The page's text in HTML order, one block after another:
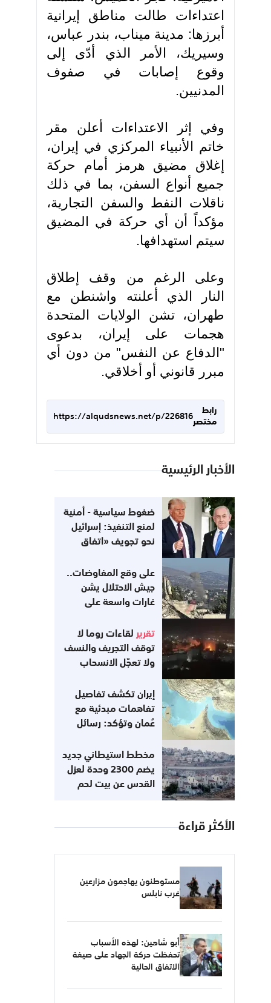
اعتداءات طالت مناطق إيرانية
أبرزها: مدينة ميناب، بندر عباس،
وسيريك، الأمر الذي أدّى إلى
وقوع إصابات في صفوف
المدنيين.
وفي إثر الاعتداءات أعلن مقر
خاتم الأنبياء المركزي في إيران،
إغلاق مضيق هرمز أمام حركة
جميع أنواع السفن، بما في ذلك
ناقلات النفط والسفن التجارية،
مؤكداً أن أي حركة في المضيق
سيتم استهدافها.
وعلى الرغم من وقف إطلاق
النار الذي أعلنته واشنطن مع
طهران، تشن الولايات المتحدة
هجمات على إيران، بدعوى
"الدفاع عن النفس" من دون أي
مبرر قانوني أو أخلاقي.
رابط
مختصر
https://alqudsnews.net/p/226816
الأخبار الرئيسية
ضغوط سياسية - أمنية
لمنع التنفيذ: إسرائيل
نحو تجويف «اتفاق
على وقع المفاوضات..
جيش الاحتلال يشن
غارات واسعة على
تقرير لقاءات روما لا
توقف التجريف والنسف
ولا تعجّل الانسحاب
إيران تكشف تفاصيل
تفاهمات مبدئية مع
عُمان وتؤكد: رسائل
باستعدادها للعودة إلى
التزاماتها
مخطط استيطاني جديد
يضم 2300 وحدة لعزل
القدس عن بيت لحم
الأكثر قراءة
مستوطنون يهاجمون مزارعين
غرب نابلس
أبو شاهين: لهذه الأسباب
تحفظت حركة الجهاد على صيغة
الاتفاق الحالية